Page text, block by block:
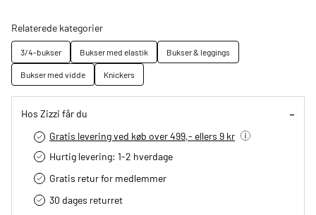
Relaterede kategorier
3/4-bukser Bukser med elastik
Bukser & leggings
Bukser med vidde
Knickers
Hos Zizzi får du
Gratis levering ved køb over 499,- ellers 9 kr
Hurtig levering­: 1-2 hverdage
Gratis retur for medlemmer
30 dages returret